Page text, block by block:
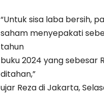
“Untuk sisa laba bersih,
saham menyepakati
tahun
buku 2024 yang sebesar
ditahan,”
ujar Reza di Jakarta,